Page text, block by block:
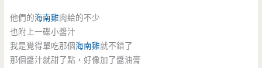
他們的海南雞肉給的不少
也附上一碟小醬汁
我是覺得單吃那個海南雞就不錯了
那個醬汁就甜了點，好像加了醬油膏